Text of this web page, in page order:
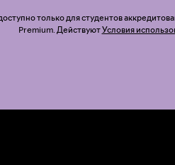
только для студентов
Premium. ДействуютУсловия